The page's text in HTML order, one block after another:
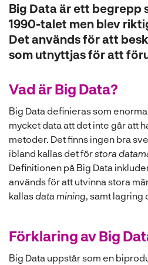
Big Data är ett begrepp
1990-talet men blev
Det används för att
som utnyttjas för att
Vad är Big Data?
Big Data definieras som
mycket data att det inte går att
metoder. Det finns ingen bra
ibland kallas det förstora
Definitionen på Big Data
används för att utvinna stora
kallasdata mining, samt lagring
Förklaring av Big
Big Data uppstår som en